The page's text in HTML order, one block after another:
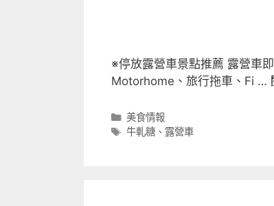
※停放露營車景點推薦 露營車
Motorhome、旅行拖車、Fi …
分
類
美食情報
標
牛軋糖、 露營車